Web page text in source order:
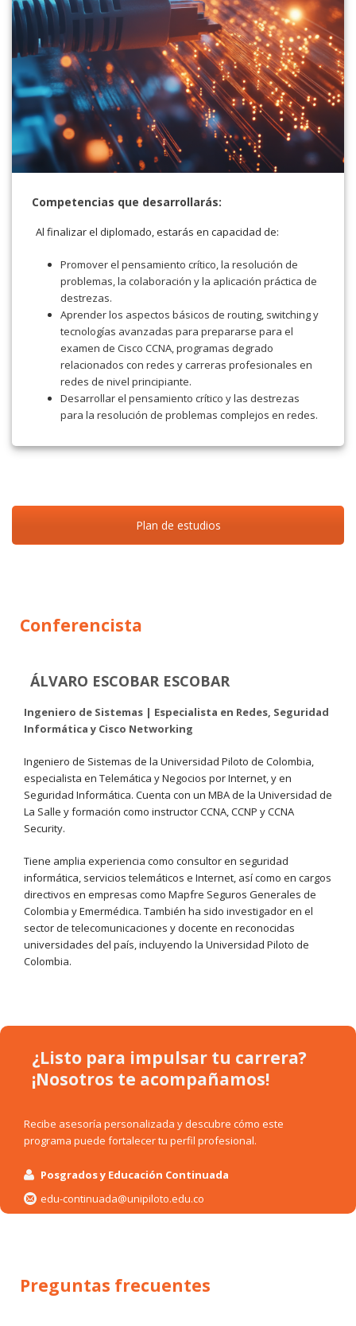
Competencias que desarrollarás:
Al finalizar el diplomado, estarás en capacidad de:
Promover el pensamiento crítico, la resolución de
problemas, la colaboración y la aplicación práctica de
destrezas.
Aprender los aspectos básicos de routing, switching y
tecnologías avanzadas para prepararse para el
examen de Cisco CCNA, programas degrado
relacionados con redes y carreras profesionales en
redes de nivel principiante.
Desarrollar el pensamiento crítico y las destrezas
para la resolución de problemas complejos en redes.
Plan de estudios
Conferencista
ÁLVARO ESCOBAR ESCOBAR
Ingeniero de Sistemas | Especialista en Redes, Seguridad
Informática y Cisco Networking
Ingeniero de Sistemas de la Universidad Piloto de Colombia,
especialista en Telemática y Negocios por Internet, y en
Seguridad Informática. Cuenta con un MBA de la Universidad de
La Salle y formación como instructor CCNA, CCNP y CCNA
Security.
Tiene amplia experiencia como consultor en seguridad
informática, servicios telemáticos e Internet, así como en cargos
directivos en empresas como Mapfre Seguros Generales de
Colombia y Emermédica. También ha sido investigador en el
sector de telecomunicaciones y docente en reconocidas
universidades del país, incluyendo la Universidad Piloto de
Colombia.
¿Listo para impulsar tu carrera?
¡Nosotros te acompañamos!
Recibe asesoría personalizada y descubre cómo este
programa puede fortalecer tu perfil profesional.
Posgrados y Educación Continuada
edu-continuada@unipiloto.edu.co
Preguntas frecuentes